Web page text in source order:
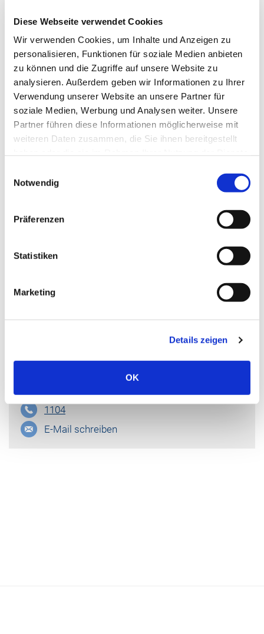
Diese Webseite verwendet Cookies
Wir verwenden Cookies, um Inhalte und Anzeigen zu
personalisieren, Funktionen für soziale Medien anbieten
zu können und die Zugriffe auf unsere Website zu
analysieren. Außerdem geben wir Informationen zu Ihrer
Verwendung unserer Website an unsere Partner für
soziale Medien, Werbung und Analysen weiter. Unsere
Partner führen diese Informationen möglicherweise mit
weiteren Daten zusammen, die Sie ihnen bereitgestellt
Notwendig
Präferenzen
Statistiken
Marketing
Details zeigen
OK
Verwaltung / Initiativbewerbung
Bei Rückfragen steht Michael Dischinger (Leiter
SAH-Einkauf) gerne zur Verfügung:
1104
E-Mail schreiben